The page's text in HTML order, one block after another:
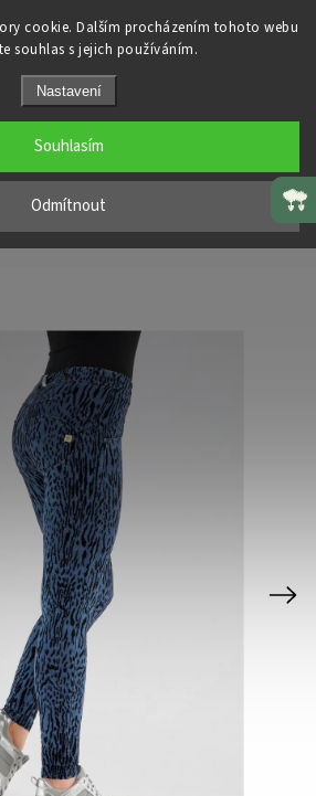
cookie. Dalším procházením tohoto webu
souhlas s jejich používáním.
Nastavení
Odmítnout
Souhlasím
leopardí potisk, normální pas, skinny střih
džínové modré
normální pas,
Next